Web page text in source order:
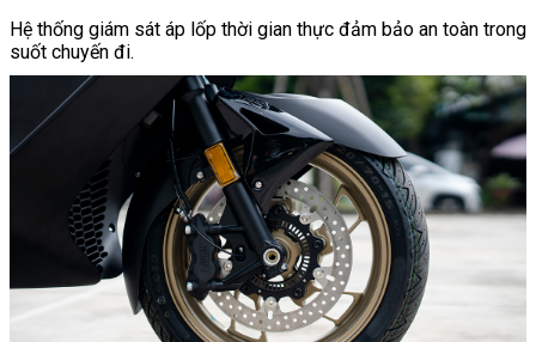
Hệ thống giám sát áp lốp thời gian thực đảm bảo an toàn trong
suốt chuyến đi.